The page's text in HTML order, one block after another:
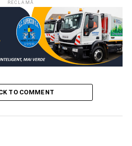
Administrația publică
de fezabilitate, urmează
semnarea contractului de
pentru desemnarea
lucrărilor propriu-zise, o
milioane de lei – fonduri
în valoare a atracțiilor
totodată, că, în
RECLAMĂ
TO COMMENT